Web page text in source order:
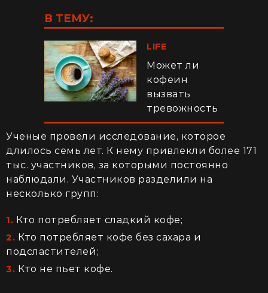
В ТЕМУ:
LIFE
Может ли
кофеин
вызвать
тревожность
Ученые провели исследование, которое
длилось семь лет. К нему привлекли более 171
тыс. участников, за которыми постоянно
наблюдали. Участников разделили на
несколько групп:
Кто потребляет сладкий кофе;
Кто потребляет кофе без сахара и
подсластителей;
Кто не пьет кофе.